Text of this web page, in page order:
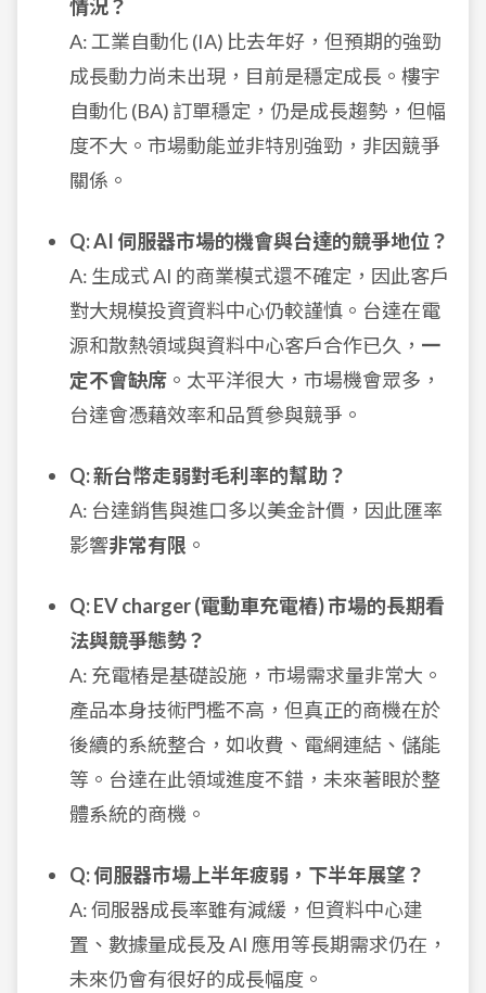
情況？
A: 工業自動化 (IA) 比去年好，但預期的強勁
成長動力尚未出現，目前是穩定成長。樓宇
自動化 (BA) 訂單穩定，仍是成長趨勢，但幅
度不大。市場動能並非特別強勁，非因競爭
關係。
Q: AI 伺服器市場的機會與台達的競爭地位？
A: 生成式 AI 的商業模式還不確定，因此客戶
對大規模投資資料中心仍較謹慎。台達在電
源和散熱領域與資料中心客戶合作已久， 一
定不會缺席 。太平洋很大，市場機會眾多，
台達會憑藉效率和品質參與競爭。
Q: 新台幣走弱對毛利率的幫助？
A: 台達銷售與進口多以美金計價，因此匯率
影響非常有限 。
Q: EV charger (電動車充電樁) 市場的長期看
法與競爭態勢？
A: 充電樁是基礎設施，市場需求量非常大。
產品本身技術門檻不高，但真正的商機在於
後續的系統整合，如收費、電網連結、儲能
等。台達在此領域進度不錯，未來著眼於整
體系統的商機。
Q: 伺服器市場上半年疲弱，下半年展望？
A: 伺服器成長率雖有減緩，但資料中心建
置、數據量成長及 AI 應用等長期需求仍在，
未來仍會有很好的成長幅度。